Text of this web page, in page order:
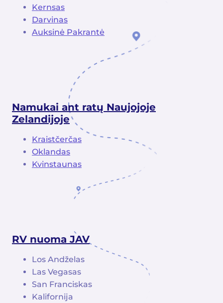
Kernsas
Darvinas
Auksinė Pakrantė
Namukai ant ratų Naujojoje
Zelandijoje
Kraistčerčas
Oklandas
Kvinstaunas
RV nuoma JAV
Los Andželas
Las Vegasas
San Franciskas
Kalifornija